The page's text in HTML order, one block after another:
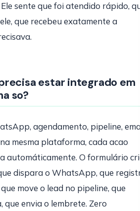
sente que foi atendido rápido,
que recebeu exatamente a
estar integrado em
so?
agendamento, pipeline,
mesma plataforma, cada acao
automáticamente. O formulário
dispara o WhatsApp, que
move o lead no pipeline, que
que envia o lembrete. Zero